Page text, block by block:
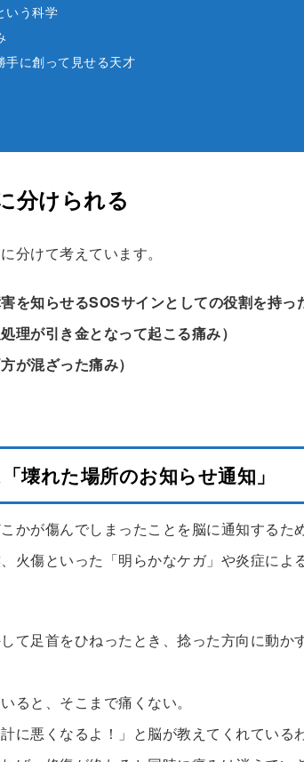
いう科学
手に創って見せる天才
分けられる
分けて考えています。
を知らせるSOSサインとしての役割を持っ
理が引き金となって起こる痛み）
が混ざった痛み）
壊れた場所のお知らせ通知」
かが傷んでしまったことを脳に通知するた
火傷といった「明らかなケガ」や炎症によ
て足首をひねったとき、捻った方向に動か
ると、そこまで痛くない。
に悪くなるよ！」と脳が教えてくれている